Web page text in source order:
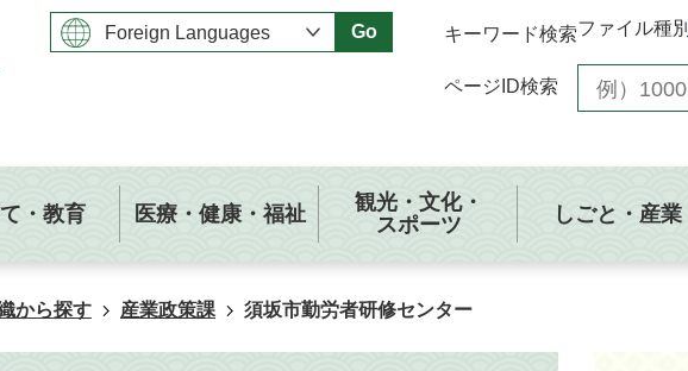
Go キーワード検索ファイル種別
ページID検索
・教育 医療・健康・福祉
観光・文化・
スポーツ
しごと・産業
から探す 産業政策課 須坂市勤労者研修センター